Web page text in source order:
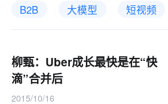
B2B
大模型 短视频
柳甄：Uber成长最快是在“快
滴”合并后
2015/10/16